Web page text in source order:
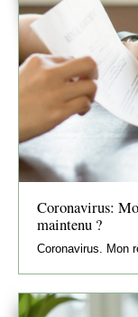
Coronavirus:
maintenu ?
Coronavirus. Mon